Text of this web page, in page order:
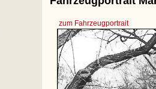
zum Fahrzeugportrait